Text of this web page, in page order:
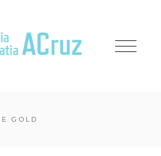
GOLD